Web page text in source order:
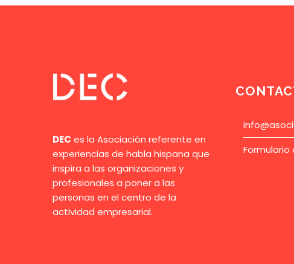
DEC es la Asociación referente en
experiencias de habla hispana que
inspira a las organizaciones y
profesionales a poner a las
personas en el centro de la
actividad empresarial.